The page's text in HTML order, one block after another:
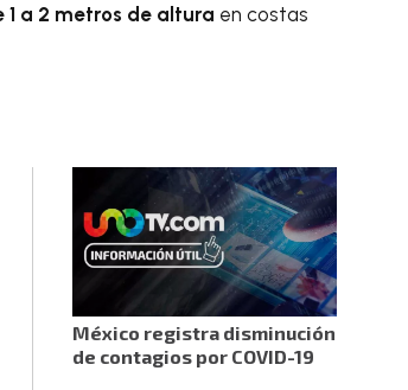
1 a 2 metros de altura en costas
México registra disminución
de contagios por COVID-19